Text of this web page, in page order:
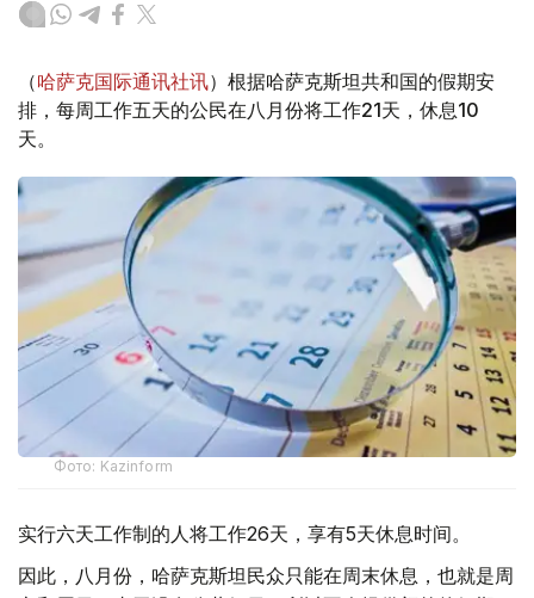
（哈萨克国际通讯社讯）根据哈萨克斯坦共和国的假期安
排，每周工作五天的公民在八月份将工作21天，休息10
天。
Фото: Kazinform
实行六天工作制的人将工作26天，享有5天休息时间。
因此，八月份，哈萨克斯坦民众只能在周末休息，也就是周